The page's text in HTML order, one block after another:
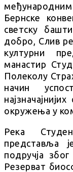
Бернске
светску
добро, Слив
културни
манастир
Полеколу
начин
окружења у
Река
представља
подручја
Резерват